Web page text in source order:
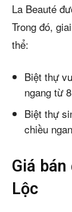
La Beauté
Trong đó,
thể:
Biệt thự
ngang từ
Biệt thự
chiều
Giá
Lộc